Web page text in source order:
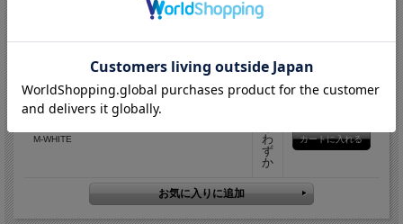
か
在
わ
ず
か
M-WHITE
わ
ず
か